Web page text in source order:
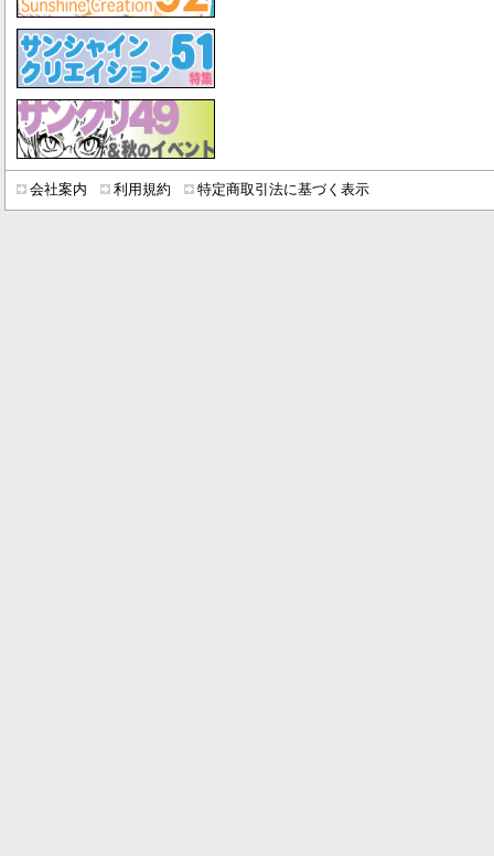
会社案内 利用規約 特定商取引法に基づく表示